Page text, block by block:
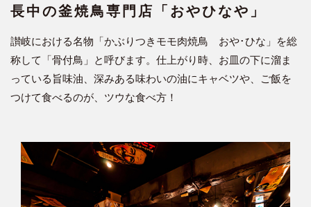
長中の釜焼鳥専門店「おやひなや」
讃岐における名物「かぶりつきモモ肉焼鳥 おや･ひな」を総
称して「骨付鳥」と呼びます。仕上がり時、お皿の下に溜ま
っている旨味油、深みある味わいの油にキャベツや、ご飯を
つけて食べるのが、ツウな食べ方！